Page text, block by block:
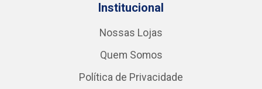
Institucional
Nossas Lojas
Quem Somos
Política de Privacidade